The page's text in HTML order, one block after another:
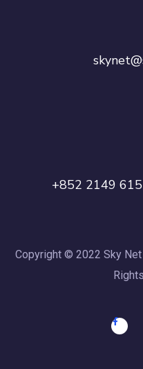
+852 2149
Copyright © 2022 Sky Net